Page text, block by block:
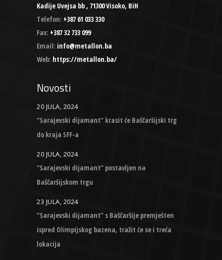
Kadije Uvejsa bb , 71300 Visoko, BiH
Telefon: +387 61 033 330
Fax: +387 32 733 099
Email: info@metallon.ba
Web: https://metallon.ba/
Novosti
20 JULA, 2024
“Sarajevski dijamant” krasit će Baščaršijski trg
do kraja SFF-a
20 JULA, 2024
“Sarajevski dijamant” postavljen na
Baščaršijskom trgu
23 JULA, 2024
“Sarajevski dijamant” s Baščaršije premješten
ispred Olimpijskog bazena, tražit će se i treća
lokacija